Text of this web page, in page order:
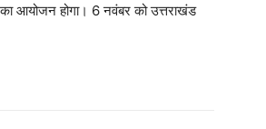
आयोजन होगा। 6 नवंबर को उत्तराखंड